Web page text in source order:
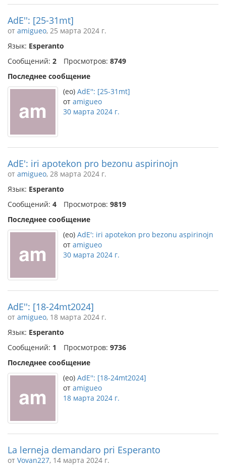
AdE'': [25-31mt]
от amigueo, 25 марта 2024 г.
Язык: Esperanto
Сообщений: 2 Просмотров: 8749
Последнее сообщение
(eo) AdE'': [25-31mt]
от amigueo
30 марта 2024 г.
AdE': iri apotekon pro bezonu aspirinojn
от amigueo, 28 марта 2024 г.
Язык: Esperanto
Сообщений: 4 Просмотров: 9819
Последнее сообщение
(eo) AdE': iri apotekon pro bezonu aspirinojn
от amigueo
30 марта 2024 г.
AdE'': [18-24mt2024]
от amigueo, 18 марта 2024 г.
Язык: Esperanto
Сообщений: 1 Просмотров: 9736
Последнее сообщение
(eo) AdE'': [18-24mt2024]
от amigueo
18 марта 2024 г.
La lerneja demandaro pri Esperanto
от Vovan227, 14 марта 2024 г.